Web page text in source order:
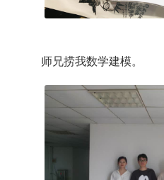
师兄捞我数学建模。